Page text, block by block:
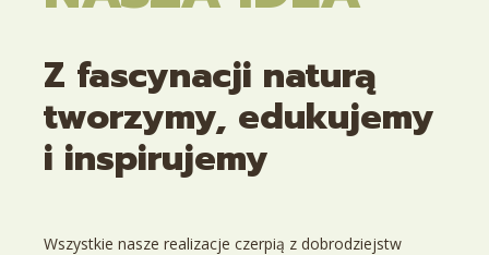
Z fascynacji naturą
tworzymy, edukujemy
i inspirujemy
Wszystkie nasze realizacje czerpią z dobrodziejstw